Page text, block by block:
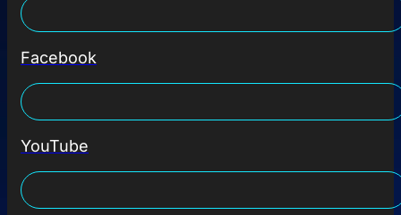
Facebook
YouTube